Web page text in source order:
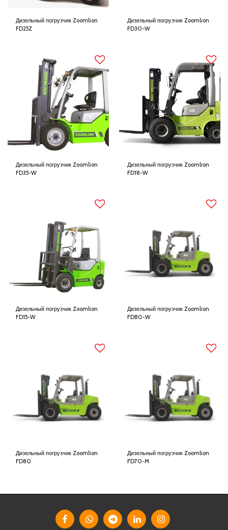
Дизельный погрузчик Zoomlion
FD25Z
Дизельный погрузчик Zoomlion
FD30-W
Дизельный погрузчик Zoomlion
FD35-W
Дизельный погрузчик Zoomlion
FD18-W
Дизельный погрузчик Zoomlion
FD15-W
Дизельный погрузчик Zoomlion
FD80-W
Дизельный погрузчик Zoomlion
FD80
Дизельный погрузчик Zoomlion
FD70-M